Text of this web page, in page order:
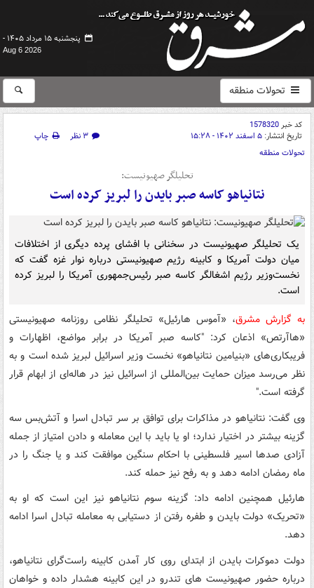
پنجشنبه ۱۵ مرداد ۱۴۰۵ -
Aug 6 2026
تحولات منطقه
کد خبر1578320
تاریخ انتشار: ۵ اسفند ۱۴۰۲ - ۱۵:۲۸ ۳ نظر
چاپ
تحولات منطقه
تحلیلگر صهیونیست:
نتانیاهو کاسه صبر بایدن را لبریز کرده است
یک تحلیلگر صهیونیست در سخنانی با افشای پرده دیگری از اختلافات
میان دولت آمریکا و کابینه رژیم صهیونیستی درباره نوار غزه گفت که
نخست‌وزیر رژیم اشغالگر کاسه صبر رئیس‌جمهوری آمریکا را لبریز کرده
است.
به گزارش مشرق، «آموس هارئیل» تحلیلگر نظامی روزنامه صهیونیستی
«هاآرتص» اذعان کرد: "کاسه صبر آمریکا در برابر مواضع، اظهارات و
فریبکاری‌های «بنیامین نتانیاهو» نخست وزیر اسرائیل لبریز شده است و به
نظر می‌رسد میزان حمایت بین‌المللی از اسرائیل نیز در هاله‌ای از ابهام قرار
گرفته است."
وی گفت: نتانیاهو در مذاکرات برای توافق بر سر تبادل اسرا و آتش‌بس سه
گزینه بیشتر در اختیار ندارد؛ او یا باید با این معامله و دادن امتیاز از جمله
آزادی صدها اسیر فلسطینی با احکام سنگین موافقت کند و یا جنگ را در
ماه رمضان ادامه دهد و به رفح نیز حمله کند.
هارئیل همچنین ادامه داد: گزینه سوم نتانیاهو نیز این است که او به
«تحریک» دولت بایدن و طفره رفتن از دستیابی به معامله تبادل اسرا ادامه
دهد.
دولت دموکرات بایدن از ابتدای روی کار آمدن کابینه راست‌گرای نتانیاهو،
درباره حضور صهیونیست های تندرو در این کابینه هشدار داده و خواهان